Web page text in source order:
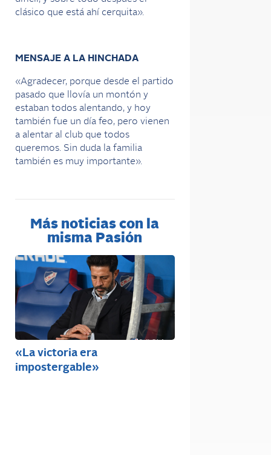
clásico que está ahí cerquita».
MENSAJE A LA HINCHADA
«Agradecer, porque desde el partido
pasado que llovía un montón y
estaban todos alentando, y hoy
también fue un día feo, pero vienen
a alentar al club que todos
queremos. Sin duda la familia
también es muy importante».
Más noticias con la
misma Pasión
«La victoria era
impostergable»